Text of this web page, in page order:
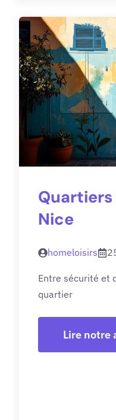
Quartiers
Nice
homeloisirs
Entre sécurité et
quartier
Lire notre